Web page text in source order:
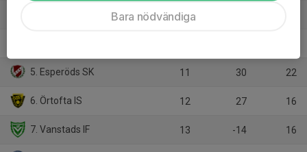
12
5. Esperöds SK 11 30 22
6. Örtofta IS 12 27 16
7. Vanstads IF 13 -14 16
Bara nödvändiga